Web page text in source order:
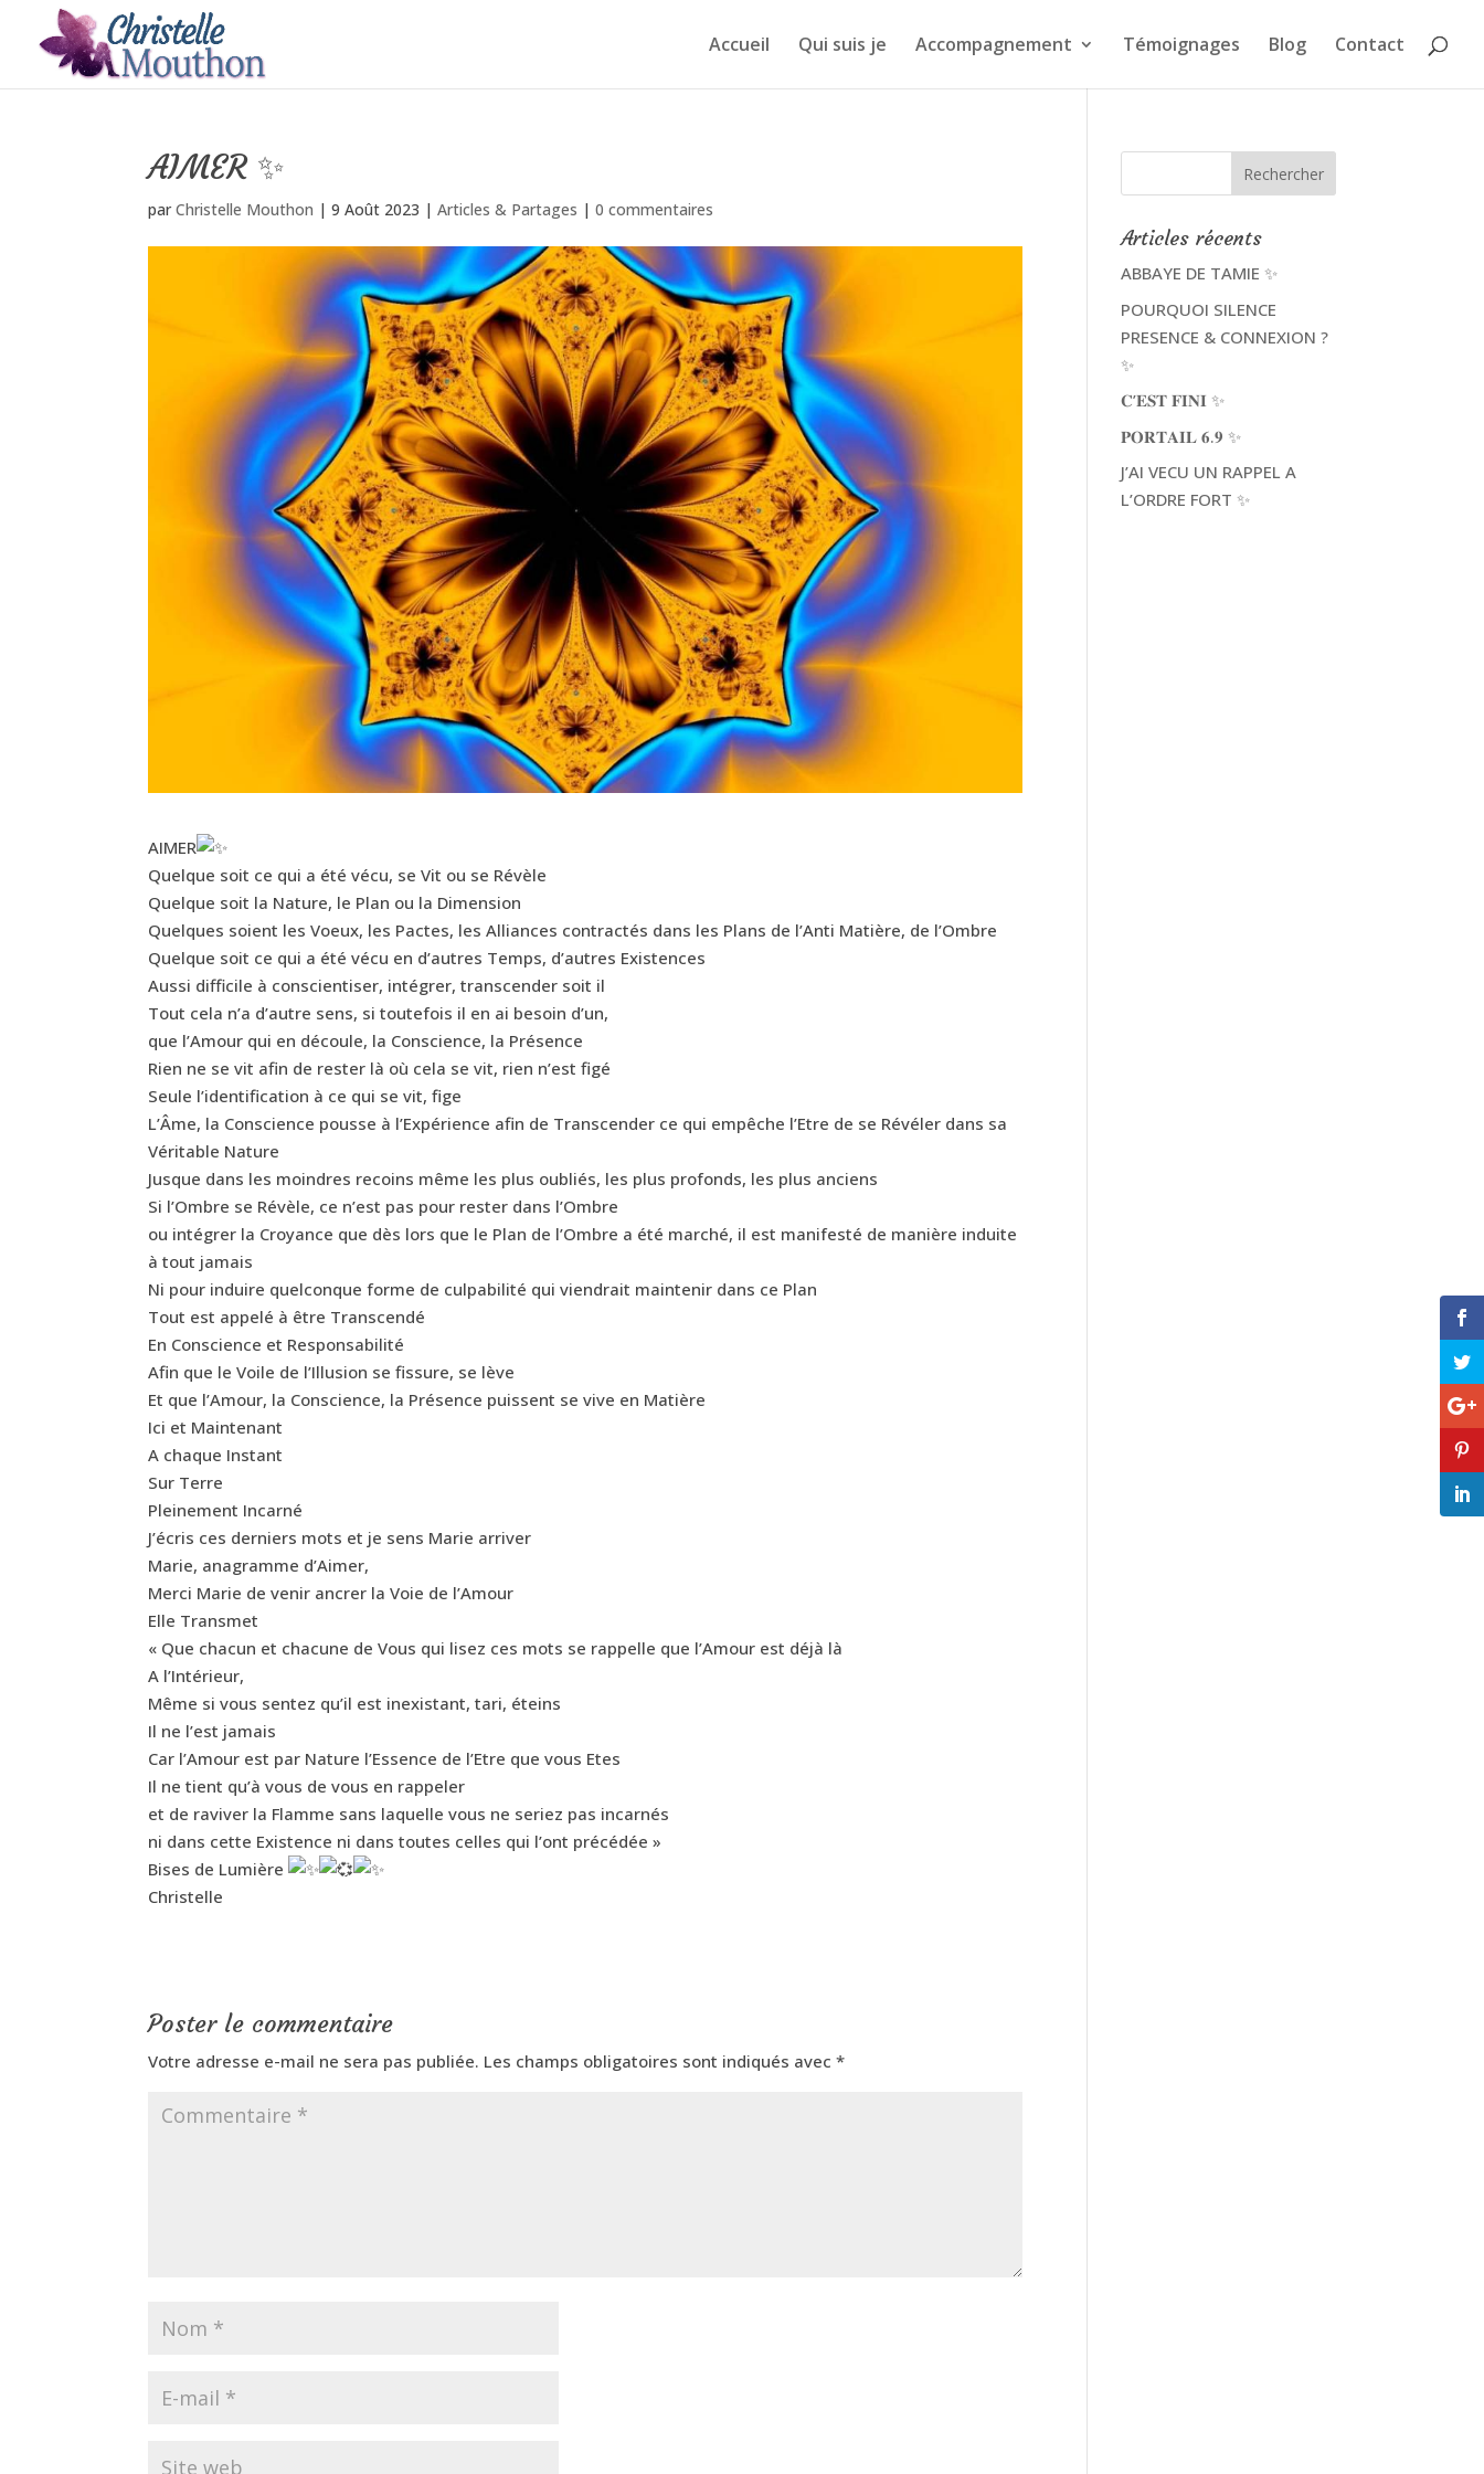
Accueil Qui suis je Accompagnement Témoignages Blog Contact
AIMER ✨
parChristelle Mouthon |9 Août 2023 |Articles & Partages |0 commentaires
AIMER
Quelque soit ce qui a été vécu, se Vit ou se Révèle
Quelque soit la Nature, le Plan ou la Dimension
Quelques soient les Voeux, les Pactes, les Alliances contractés dans les Plans de l’Anti Matière, de l’Ombre
Quelque soit ce qui a été vécu en d’autres Temps, d’autres Existences
Aussi difficile à conscientiser, intégrer, transcender soit il
Tout cela n’a d’autre sens, si toutefois il en ai besoin d’un,
que l’Amour qui en découle, la Conscience, la Présence
Rien ne se vit afin de rester là où cela se vit, rien n’est figé
Seule l’identification à ce qui se vit, fige
L’Âme, la Conscience pousse à l’Expérience afin de Transcender ce qui empêche l’Etre de se Révéler dans sa
Véritable Nature
Jusque dans les moindres recoins même les plus oubliés, les plus profonds, les plus anciens
Si l’Ombre se Révèle, ce n’est pas pour rester dans l’Ombre
ou intégrer la Croyance que dès lors que le Plan de l’Ombre a été marché, il est manifesté de manière induite
à tout jamais
Ni pour induire quelconque forme de culpabilité qui viendrait maintenir dans ce Plan
Tout est appelé à être Transcendé
En Conscience et Responsabilité
Afin que le Voile de l’Illusion se fissure, se lève
Et que l’Amour, la Conscience, la Présence puissent se vive en Matière
Ici et Maintenant
A chaque Instant
Sur Terre
Pleinement Incarné
J’écris ces derniers mots et je sens Marie arriver
Marie, anagramme d’Aimer,
Merci Marie de venir ancrer la Voie de l’Amour
Elle Transmet
« Que chacun et chacune de Vous qui lisez ces mots se rappelle que l’Amour est déjà là
A l’Intérieur,
Même si vous sentez qu’il est inexistant, tari, éteins
Il ne l’est jamais
Car l’Amour est par Nature l’Essence de l’Etre que vous Etes
Il ne tient qu’à vous de vous en rappeler
et de raviver la Flamme sans laquelle vous ne seriez pas incarnés
ni dans cette Existence ni dans toutes celles qui l’ont précédée »
Bises de Lumière
Christelle
Poster le commentaire
Votre adresse e-mail ne sera pas publiée. Les champs obligatoires sont indiqués avec*
Articles récents
ABBAYE DE TAMIE ✨
POURQUOI SILENCE
PRESENCE & CONNEXION ?
✨
𝐂’𝐄𝐒𝐓 𝐅𝐈𝐍𝐈 ✨
𝐏𝐎𝐑𝐓𝐀𝐈𝐋 𝟔.𝟗 ✨
J’AI VECU UN RAPPEL A
L’ORDRE FORT ✨